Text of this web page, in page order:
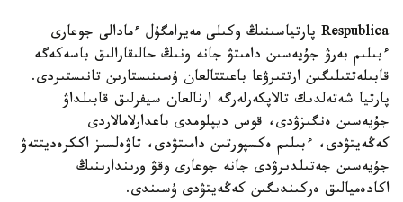
Respublica پارتياسىنىڭ وكىلى مەيرامگۇل ءمادالى جوعارى
ءبىلىم بەرۋ جۇيەسىن دامىتۋ جانە ونىڭ حالىقارالىق باسەكەگە
قابىلەتتىلىگىن ارتتىرۋعا باعىتتالعان ۇسىنىستارىن تانىستىردى.
پارتيا شەتەلدىك تالاپكەرلەرگە ارنالعان سيفرلىق قابىلداۋ
جۇيەسىن ەنگىزۋدى، قوس ديپلومدى باعدارلامالاردى
كەڭەيتۋدى، ءبىلىم ەكسپورتىن دامىتۋدى، تاۋەلسىز اككرەديتتەۋ
جۇيەسىن جەتىلدىرۋدى جانە جوعارى وقۋ ورىندارىنىڭ
اكادەميالىق ەركىندىگىن كەڭەيتۋدى ۇسىندى.